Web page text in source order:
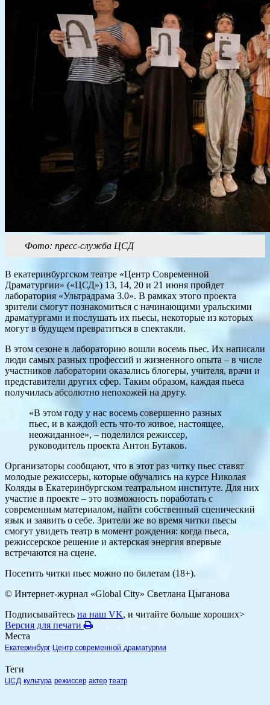
Фото: пресс-служба ЦСД
В екатеринбургском театре «Центр Современной
Драматургии» («ЦСД») 13, 14, 20 и 21 июня пройдет
лаборатория «Ультрадрама 3.0». В рамках этого проекта
зрители смогут познакомиться с начинающими уральскими
драматургами и послушать их пьесы, некоторые из которых
могут в будущем превратиться в спектакли.
В этом сезоне в лабораторию вошли восемь пьес. Их написали
люди самых разных профессий и жизненного опыта – в числе
участников лаборатории оказались блогеры, учителя, врачи и
представители других сфер. Таким образом, каждая пьеса
получилась абсолютно непохожей на другу.
«В этом году у нас восемь совершенно разных
пьес, и в каждой есть что-то живое, настоящее,
неожиданное», – поделился режиссер,
руководитель проекта Антон Бутаков.
Организаторы сообщают, что в этот раз читку пьес ставят
молодые режиссеры, которые обучались на курсе Николая
Коляды в Екатеринбургском театральном институте. Для них
участие в проекте – это возможность поработать с
современным материалом, найти собственный сценический
язык и заявить о себе. Зрители же во время читки пьесы
смогут увидеть театр в момент рождения: когда пьеса,
режиссерское решение и актерская энергия впервые
встречаются на сцене.
Посетить читки пьес можно по билетам (18+).
© Интернет-журнал «Global City» Светлана Цыганова
Подписывайтесь на наш VK, и читайте больше хороших>
Версия для печати
Места
Екатеринбург Центр современной драматургии
Теги
ЦСД культура режиссер актер театр